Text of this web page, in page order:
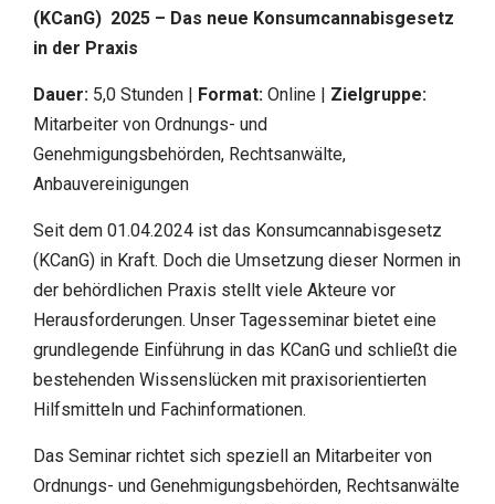
(KCanG) 2025 – Das neue Konsumcannabisgesetz
in der Praxis
Dauer: 5,0 Stunden | Format: Online | Zielgruppe:
Mitarbeiter von Ordnungs- und
Genehmigungsbehörden, Rechtsanwälte,
Anbauvereinigungen
Seit dem 01.04.2024 ist das Konsumcannabisgesetz
(KCanG) in Kraft. Doch die Umsetzung dieser Normen in
der behördlichen Praxis stellt viele Akteure vor
Herausforderungen. Unser Tagesseminar bietet eine
grundlegende Einführung in das KCanG und schließt die
bestehenden Wissenslücken mit praxisorientierten
Hilfsmitteln und Fachinformationen.
Das Seminar richtet sich speziell an Mitarbeiter von
Ordnungs- und Genehmigungsbehörden, Rechtsanwälte